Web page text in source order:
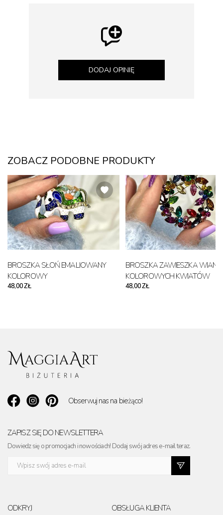
DODAJ OPINIĘ
ZOBACZ PODOBNE PRODUKTY
BROSZKA SŁOŃ EMALIOWANY
KOLOROWY
48,00 ZŁ
BROSZKA ZAWIESZKA
KOLOROWYCH KWIATÓW
48,00 ZŁ
Obserwuj nas na bieżąco!
ZAPISZ SIĘ DO NEWSLETTERA
Dowiedz się o promocjach i nowościach! Dodaj swój adres e-mail teraz.
ODKRYJ OBSŁUGA KLIENTA